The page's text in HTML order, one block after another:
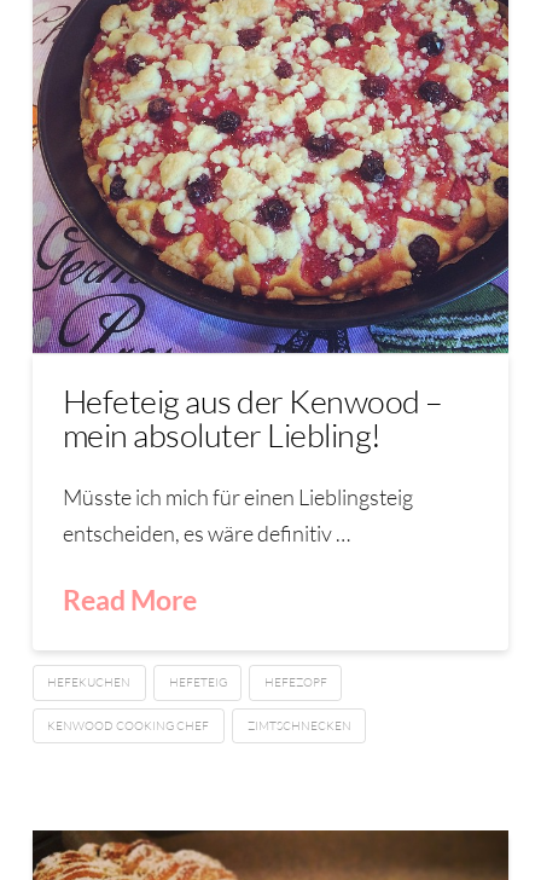
Hefeteig aus der Kenwood –
mein absoluter Liebling!
Müsste ich mich für einen Lieblingsteig
entscheiden, es wäre definitiv …
Read More
HEFEKUCHEN HEFETEIG HEFEZOPF
KENWOOD COOKING CHEF ZIMTSCHNECKEN